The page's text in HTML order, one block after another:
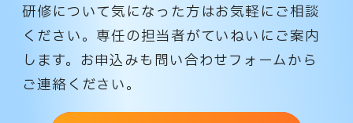
研修について気になった方はお気軽にご相談
ください。専任の担当者がていねいにご案内
します。 お申込みも問い合わせフォームから
ご連絡ください。